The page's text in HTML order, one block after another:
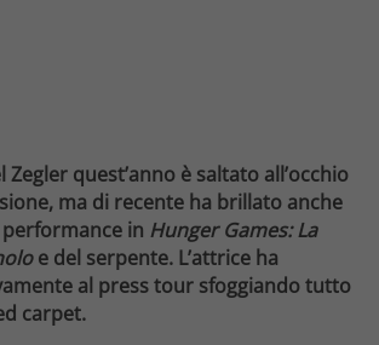
Zegler quest’anno è saltato all’occhio
ma di recente ha brillato anche
in Hunger Games: La
e del serpente. L’attrice ha
al press tour sfoggiando tutto
carpet.